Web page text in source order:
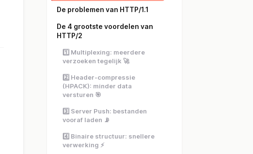
De problemen van HTTP/1.1
De 4 grootste voordelen van
HTTP/2
1️⃣ Multiplexing: meerdere
verzoeken tegelijk 🚀
2️⃣ Header-compressie
(HPACK): minder data
versturen 🎯
3️⃣ Server Push: bestanden
vooraf laden 📡
4️⃣ Binaire structuur: snellere
verwerking ⚡